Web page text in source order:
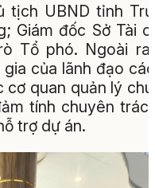
tịch UBND tỉnh
Giám đốc Sở Tài
Tổ phó. Ngoài
của lãnh đạo
cơ quan quản lý
tính chuyên
trợ dự án.